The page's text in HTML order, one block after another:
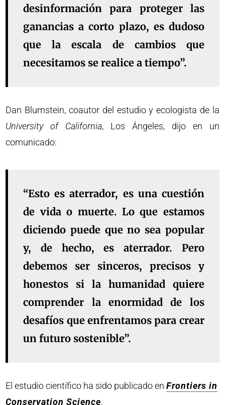
desinformación para proteger las
ganancias a corto plazo, es dudoso
que la escala de cambios que
necesitamos se realice a tiempo”.
Dan Blumstein, coautor del estudio y ecologista de la
University of California, Los Ángeles, dijo en un
comunicado:
“Esto es aterrador, es una cuestión
de vida o muerte. Lo que estamos
diciendo puede que no sea popular
y, de hecho, es aterrador. Pero
debemos ser sinceros, precisos y
honestos si la humanidad quiere
comprender la enormidad de los
desafíos que enfrentamos para crear
un futuro sostenible”.
El estudio científico ha sido publicado enFrontiers in
Conservation Science.